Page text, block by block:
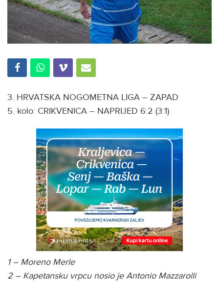
3. HRVATSKA NOGOMETNA LIGA – ZAPAD
5. kolo: CRIKVENICA – NAPRIJED 6:2 (3:1)
1 – Moreno Merle
2 – Kapetansku vrpcu nosio je Antonio Mazzarolli